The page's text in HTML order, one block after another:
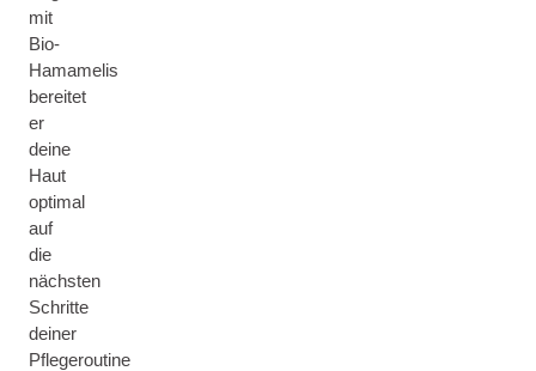
mit
Bio-
Hamamelis
bereitet
er
deine
Haut
optimal
auf
die
nächsten
Schritte
deiner
Pflegeroutine